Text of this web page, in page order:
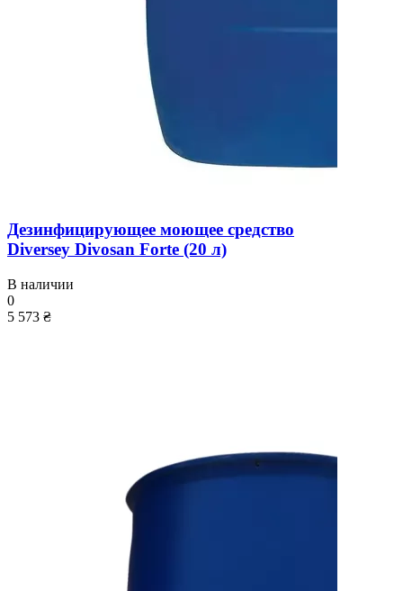
Дезинфицирующее моющее средство
Diversey Divosan Forte (20 л)
В наличии
0
5 573 ₴